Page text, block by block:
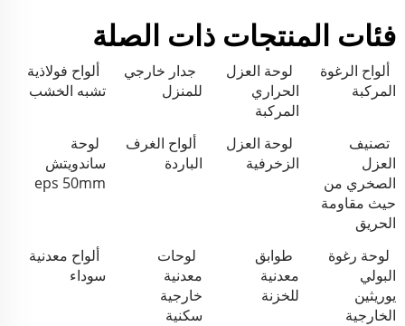
فئات المنتجات ذات الصلة
ألواح الرغوة
المركبة
لوحة العزل
الحراري
المركبة
جدار خارجي
للمنزل
ألواح فولاذية
تشبه الخشب
تصنيف
العزل
الصخري من
حيث مقاومة
الحريق
لوحة العزل
الزخرفية
ألواح الغرف
الباردة
لوحة
ساندويتش
eps 50mm
لوحة رغوة
البولي
يوريثين
الخارجية
طوابق
معدنية
للخزنة
لوحات
معدنية
خارجية
سكنية
ألواح معدنية
سوداء